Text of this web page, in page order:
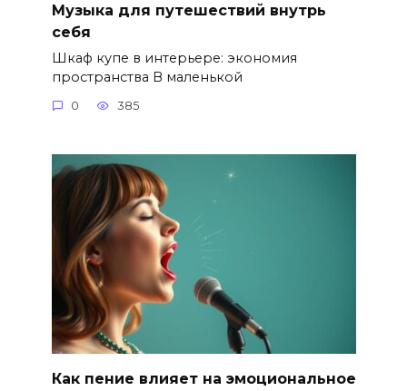
Музыка для путешествий внутрь
себя
Шкаф купе в интерьере: экономия
пространства В маленькой
0 385
Как пение влияет на эмоциональное